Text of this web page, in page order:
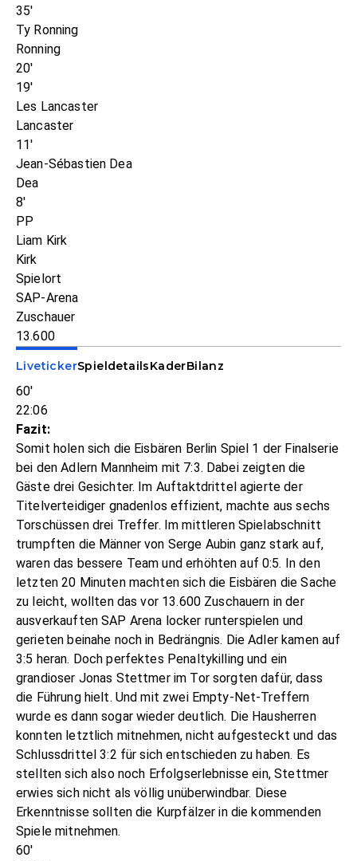
35'
Ty Ronning
Ronning
20'
19'
Les Lancaster
Lancaster
11'
Jean-Sébastien Dea
Dea
8'
PP
Liam Kirk
Kirk
Spielort
SAP-Arena
Zuschauer
13.600
LivetickerSpieldetailsKaderBilanz
60'
22:06
Fazit:
Somit holen sich die Eisbären Berlin Spiel 1 der Finalserie
bei den Adlern Mannheim mit 7:3. Dabei zeigten die
Gäste drei Gesichter. Im Auftaktdrittel agierte der
Titelverteidiger gnadenlos effizient, machte aus sechs
Torschüssen drei Treffer. Im mittleren Spielabschnitt
trumpften die Männer von Serge Aubin ganz stark auf,
waren das bessere Team und erhöhten auf 0:5. In den
letzten 20 Minuten machten sich die Eisbären die Sache
zu leicht, wollten das vor 13.600 Zuschauern in der
ausverkauften SAP Arena locker runterspielen und
gerieten beinahe noch in Bedrängnis. Die Adler kamen auf
3:5 heran. Doch perfektes Penaltykilling und ein
grandioser Jonas Stettmer im Tor sorgten dafür, dass
die Führung hielt. Und mit zwei Empty-Net-Treffern
wurde es dann sogar wieder deutlich. Die Hausherren
konnten letztlich mitnehmen, nicht aufgesteckt und das
Schlussdrittel 3:2 für sich entschieden zu haben. Es
stellten sich also noch Erfolgserlebnisse ein, Stettmer
erwies sich nicht als völlig unüberwindbar. Diese
Erkenntnisse sollten die Kurpfälzer in die kommenden
Spiele mitnehmen.
60'